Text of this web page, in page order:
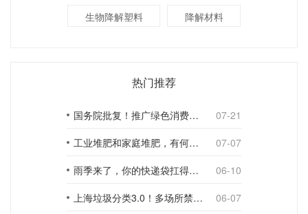
生物降解塑料 降解材料
热门推荐
国务院批复！推广绿色消费，引导使用环保可降解包装材料
07-21
工业堆肥和家庭堆肥，有何不同？
07-07
雨季来了，你的快递袋扛得住吗？
06-10
上海垃圾分类3.0！多场所禁止使用一次性塑料袋；推动快递包装绿色转型
06-07